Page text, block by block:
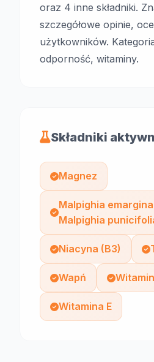
oraz 4 inne składniki.
szczegółowe opinie,
użytkowników.
odporność, witaminy.
Składniki
Magnez
Malpighia
Malpighia
Niacyna (B3)
Wapń
Witamina E